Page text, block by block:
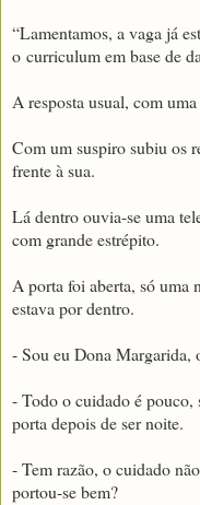
“Lamentamos, a vaga já
o curriculum em base de
A resposta usual, com
Com um suspiro subiu os
frente à sua.
Lá dentro ouvia-se uma
com grande estrépito.
A porta foi aberta, só uma
estava por dentro.
- Sou eu Dona Margarida,
- Todo o cuidado é pouco,
porta depois de ser noite.
- Tem razão, o cuidado
portou-se bem?